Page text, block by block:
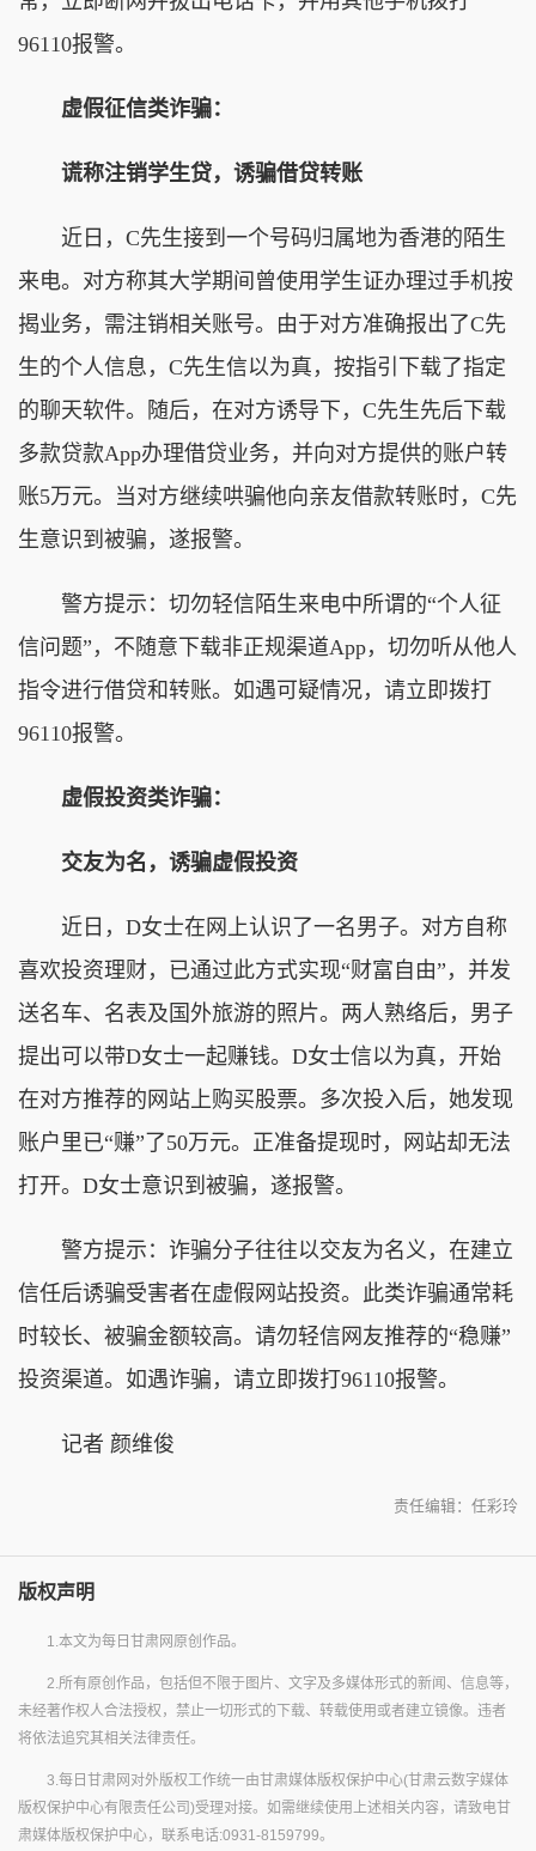
96110报警。
虚假征信类诈骗：
谎称注销学生贷，诱骗借贷转账
近日，C先生接到一个号码归属地为香港的陌生
来电。对方称其大学期间曾使用学生证办理过手机按
揭业务，需注销相关账号。由于对方准确报出了C先
生的个人信息，C先生信以为真，按指引下载了指定
的聊天软件。随后，在对方诱导下，C先生先后下载
多款贷款App办理借贷业务，并向对方提供的账户转
账5万元。当对方继续哄骗他向亲友借款转账时，C先
生意识到被骗，遂报警。
警方提示：切勿轻信陌生来电中所谓的“个人征
信问题”，不随意下载非正规渠道App，切勿听从他人
指令进行借贷和转账。如遇可疑情况，请立即拨打
96110报警。
虚假投资类诈骗：
交友为名，诱骗虚假投资
近日，D女士在网上认识了一名男子。对方自称
喜欢投资理财，已通过此方式实现“财富自由”，并发
送名车、名表及国外旅游的照片。两人熟络后，男子
提出可以带D女士一起赚钱。D女士信以为真，开始
在对方推荐的网站上购买股票。多次投入后，她发现
账户里已“赚”了50万元。正准备提现时，网站却无法
打开。D女士意识到被骗，遂报警。
警方提示：诈骗分子往往以交友为名义，在建立
信任后诱骗受害者在虚假网站投资。此类诈骗通常耗
时较长、被骗金额较高。请勿轻信网友推荐的“稳赚”
投资渠道。如遇诈骗，请立即拨打96110报警。
记者 颜维俊
责任编辑：任彩玲
版权声明
1.本文为每日甘肃网原创作品。
2.所有原创作品，包括但不限于图片、文字及多媒体形式的新闻、信息等，
未经著作权人合法授权，禁止一切形式的下载、转载使用或者建立镜像。违者
将依法追究其相关法律责任。
3.每日甘肃网对外版权工作统一由甘肃媒体版权保护中心(甘肃云数字媒体
版权保护中心有限责任公司)受理对接。如需继续使用上述相关内容，请致电甘
肃媒体版权保护中心，联系电话:0931-8159799。